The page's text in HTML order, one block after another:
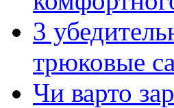
3
трюковые
Чи варто